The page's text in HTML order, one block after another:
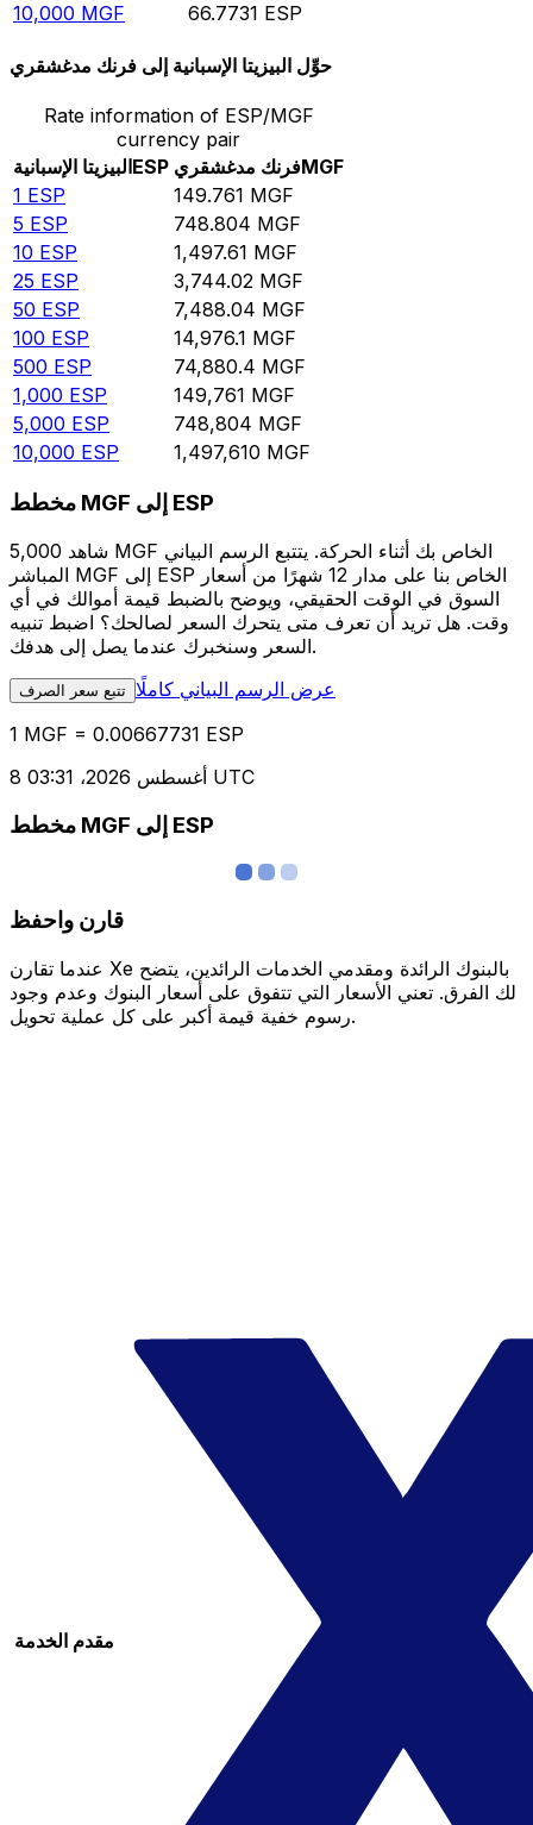
10,000 MGF 66.7731 ESP
حوِّل البيزيتا الإسبانية إلى فرنك مدغشقري
Rate information of ESP/MGF
currency pair
البيزيتا الإسبانيةESP فرنك مدغشقريMGF
1 ESP 149.761 MGF
5 ESP 748.804 MGF
10 ESP 1,497.61 MGF
25 ESP 3,744.02 MGF
50 ESP 7,488.04 MGF
100 ESP 14,976.1 MGF
500 ESP 74,880.4 MGF
1,000 ESP 149,761 MGF
5,000 ESP 748,804 MGF
10,000 ESP 1,497,610 MGF
مخطط MGF إلى ESP
شاهد 5,000 MGF الخاص بك أثناء الحركة. يتتبع الرسم البياني
المباشر MGF إلى ESP الخاص بنا على مدار 12 شهرًا من أسعار
السوق في الوقت الحقيقي، ويوضح بالضبط قيمة أموالك في أي
وقت. هل تريد أن تعرف متى يتحرك السعر لصالحك؟ اضبط تنبيه
السعر وسنخبرك عندما يصل إلى هدفك.
تتبع سعر الصرف عرض الرسم البياني كاملًا
1 MGF = 0.00667731 ESP
8 أغسطس 2026، 03:31 UTC
مخطط MGF إلى ESP
قارن واحفظ
عندما تقارن Xe بالبنوك الرائدة ومقدمي الخدمات الرائدين، يتضح
لك الفرق. تعني الأسعار التي تتفوق على أسعار البنوك وعدم وجود
رسوم خفية قيمة أكبر على كل عملية تحويل.
مقدم الخدمة